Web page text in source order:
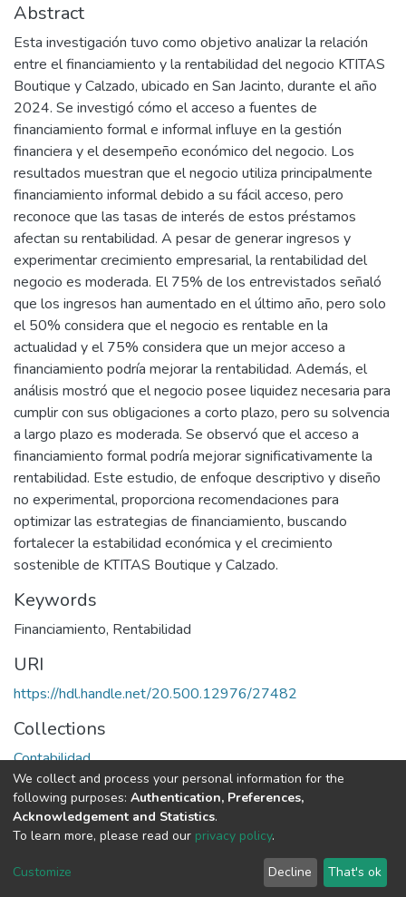
Abstract
Esta investigación tuvo como objetivo analizar la relación
entre el financiamiento y la rentabilidad del negocio KTITAS
Boutique y Calzado, ubicado en San Jacinto, durante el año
2024. Se investigó cómo el acceso a fuentes de
financiamiento formal e informal influye en la gestión
financiera y el desempeño económico del negocio. Los
resultados muestran que el negocio utiliza principalmente
financiamiento informal debido a su fácil acceso, pero
reconoce que las tasas de interés de estos préstamos
afectan su rentabilidad. A pesar de generar ingresos y
experimentar crecimiento empresarial, la rentabilidad del
negocio es moderada. El 75% de los entrevistados señaló
que los ingresos han aumentado en el último año, pero solo
el 50% considera que el negocio es rentable en la
actualidad y el 75% considera que un mejor acceso a
financiamiento podría mejorar la rentabilidad. Además, el
análisis mostró que el negocio posee liquidez necesaria para
cumplir con sus obligaciones a corto plazo, pero su solvencia
a largo plazo es moderada. Se observó que el acceso a
financiamiento formal podría mejorar significativamente la
rentabilidad. Este estudio, de enfoque descriptivo y diseño
no experimental, proporciona recomendaciones para
optimizar las estrategias de financiamiento, buscando
fortalecer la estabilidad económica y el crecimiento
sostenible de KTITAS Boutique y Calzado.
Keywords
Financiamiento, Rentabilidad
URI
https://hdl.handle.net/20.500.12976/27482
Collections
Contabilidad
Full item page
DSpace software copyright © 2002-2026
Cookie
End User
Agreement
Send
Feedback
We collect and process your personal information for the
following purposes: Authentication, Preferences,
Acknowledgement and Statistics.
To learn more, please read our privacy policy.
Customize Decline That's ok